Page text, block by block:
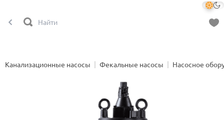
Канализационные насосы Фекальные насосы Насосное